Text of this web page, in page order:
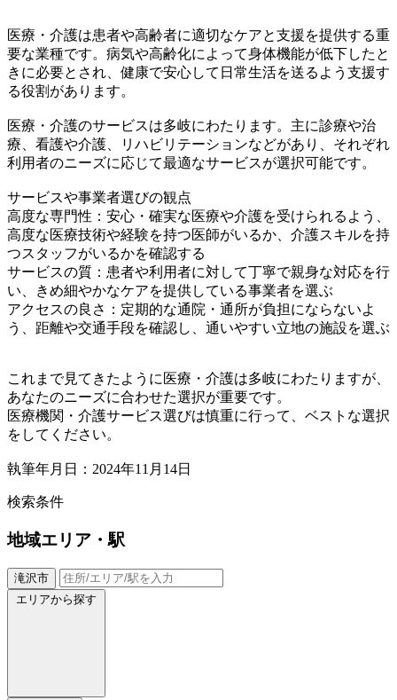
医療・介護は患者や高齢者に適切なケアと支援を提供する重
要な業種です。病気や高齢化によって身体機能が低下したと
きに必要とされ、健康で安心して日常生活を送るよう支援す
る役割があります。
医療・介護のサービスは多岐にわたります。主に診療や治
療、看護や介護、リハビリテーションなどがあり、それぞれ
利用者のニーズに応じて最適なサービスが選択可能です。
サービスや事業者選びの観点
高度な専門性：安心・確実な医療や介護を受けられるよう、
高度な医療技術や経験を持つ医師がいるか、介護スキルを持
つスタッフがいるかを確認する
サービスの質：患者や利用者に対して丁寧で親身な対応を行
い、きめ細やかなケアを提供している事業者を選ぶ
アクセスの良さ：定期的な通院・通所が負担にならないよ
う、距離や交通手段を確認し、通いやすい立地の施設を選ぶ
これまで見てきたように医療・介護は多岐にわたりますが、
あなたのニーズに合わせた選択が重要です。
医療機関・介護サービス選びは慎重に行って、ベストな選択
をしてください。
執筆年月日：2024年11月14日
検索条件
地域エリア・駅
滝沢市
エリアから探す